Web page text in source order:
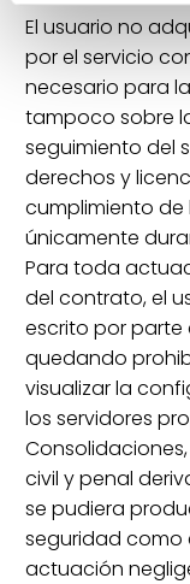
El usuario no
por el servicio
necesario para
tampoco sobre
seguimiento del
derechos y
cumplimiento
únicamente
Para toda
del contrato, el
escrito por parte
quedando
visualizar la
los servidores
civil y penal
se pudiera
seguridad como
actuación